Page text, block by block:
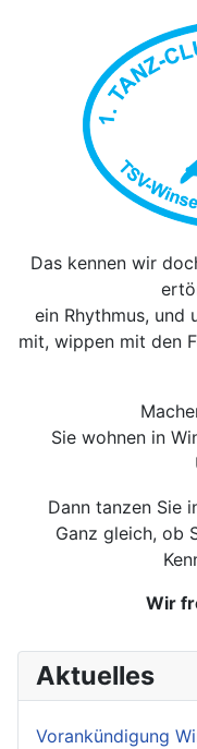
Das kennen wir
ein Rhythmus, und
mit, wippen mit den
Sie wohnen in
Dann tanzen Sie
Ganz gleich, ob
Wir
Aktuelles
Vorankündigung